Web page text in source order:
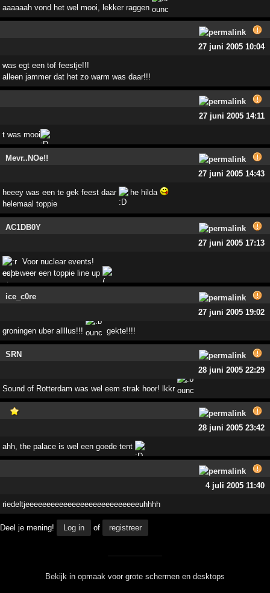
aaaaaah vond het wel mooi, lekker raggen
27 juni 2005 10:04
was egt een tof feestje!!!
alleen jammer dat het zo warm was daar!!!
27 juni 2005 14:11
t was mooi
Mevr..NOe!!
27 juni 2005 14:43
heeey was een te gek feest daar
he hilda
helemaal toppie
AC1DB0Y
27 juni 2005 17:13
Voor nuclear events!
echt weer een toppie line up
ice_c0re
27 juni 2005 19:02
groningen uber allllus!!! gekte!!!!
SRN
28 juni 2005 22:29
Sound of Rotterdam was wel eem strak hoor! lkkr
28 juni 2005 23:42
ahh, the palace is wel een goede tent
4 juli 2005 11:40
riedeltjeeeeeeeeeeeeeeeeeeeeeeeeeeeuhhhh
Deel je mening! Log in of registreer
Bekijk in opmaak voor grote schermen en desktops